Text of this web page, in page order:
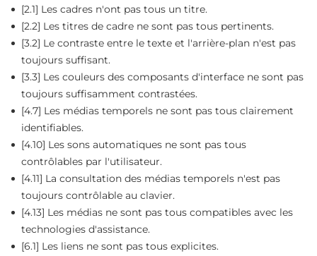
[2.1] Les cadres n'ont pas tous un titre.
[2.2] Les titres de cadre ne sont pas tous pertinents.
[3.2] Le contraste entre le texte et l'arrière-plan n'est pas
toujours suffisant.
[3.3] Les couleurs des composants d'interface ne sont pas
toujours suffisamment contrastées.
[4.7] Les médias temporels ne sont pas tous clairement
identifiables.
[4.10] Les sons automatiques ne sont pas tous
contrôlables par l'utilisateur.
[4.11] La consultation des médias temporels n'est pas
toujours contrôlable au clavier.
[4.13] Les médias ne sont pas tous compatibles avec les
technologies d'assistance.
[6.1] Les liens ne sont pas tous explicites.